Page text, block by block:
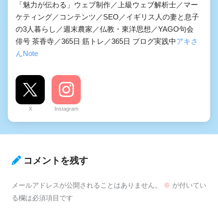
「魅力が伝わる」ウェブ制作／上級ウェブ解析士／マー
ケティング／コンテンツ／SEO／イギリス人の妻と息子
の3人暮らし／週末農家／仏教・東洋思想／YAGO句会
俳号 茶香寺／365日 筋トレ／365日 ブログ実践中アキさ
んNote
X Instagram
コメントを残す
メールアドレスが公開されることはありません。 ※ が付いてい
る欄は必須項目です